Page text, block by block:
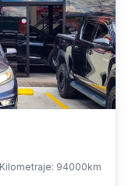
Kilometraje: 94000km